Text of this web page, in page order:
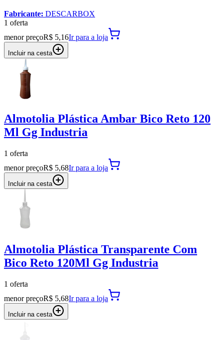
Fabricante: DESCARBOX
1 oferta
menor preçoR$ 5,16Ir para a loja
Incluir na cesta
Almotolia Plástica Ambar Bico Reto 120
Ml Gg Industria
1 oferta
menor preçoR$ 5,68Ir para a loja
Incluir na cesta
Almotolia Plástica Transparente Com
Bico Reto 120Ml Gg Industria
1 oferta
menor preçoR$ 5,68Ir para a loja
Incluir na cesta